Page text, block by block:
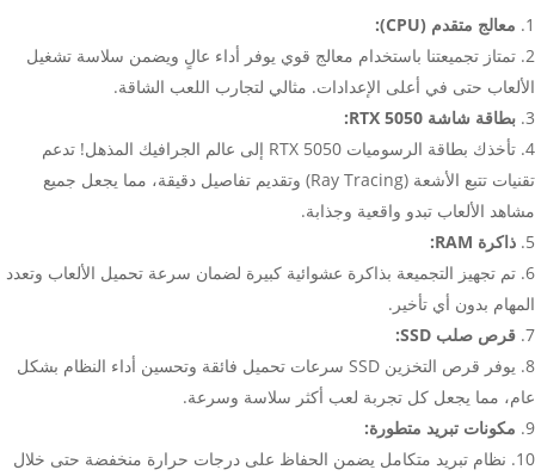
معالج متقدم (CPU):
تمتاز تجميعتنا باستخدام معالج قوي يوفر أداء عالٍ ويضمن سلاسة تشغيل
الألعاب حتى في أعلى الإعدادات. مثالي لتجارب اللعب الشاقة.
بطاقة شاشة RTX 5050:
تأخذك بطاقة الرسوميات RTX 5050 إلى عالم الجرافيك المذهل! تدعم
تقنيات تتبع الأشعة (Ray Tracing) وتقديم تفاصيل دقيقة، مما يجعل جميع
مشاهد الألعاب تبدو واقعية وجذابة.
ذاكرة RAM:
تم تجهيز التجميعة بذاكرة عشوائية كبيرة لضمان سرعة تحميل الألعاب وتعدد
المهام بدون أي تأخير.
قرص صلب SSD:
يوفر قرص التخزين SSD سرعات تحميل فائقة وتحسين أداء النظام بشكل
عام، مما يجعل كل تجربة لعب أكثر سلاسة وسرعة.
مكونات تبريد متطورة:
نظام تبريد متكامل يضمن الحفاظ على درجات حرارة منخفضة حتى خلال